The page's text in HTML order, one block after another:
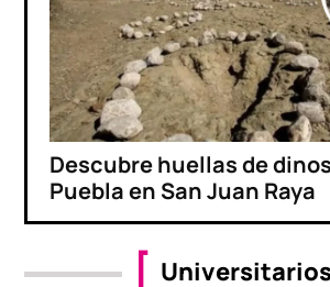
Descubre huellas de
Puebla en San Juan Raya